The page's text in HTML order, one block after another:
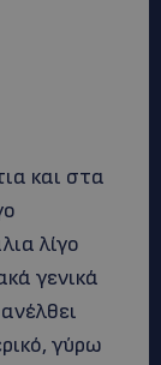
και στα
λίγο
γενικά
γύρω